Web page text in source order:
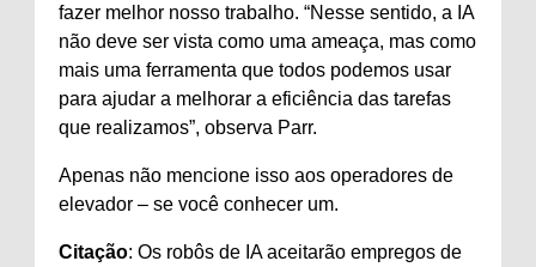
fazer melhor nosso trabalho. “Nesse sentido, a IA
não deve ser vista como uma ameaça, mas como
mais uma ferramenta que todos podemos usar
para ajudar a melhorar a eficiência das tarefas
que realizamos”, observa Parr.
Apenas não mencione isso aos operadores de
elevador – se você conhecer um.
Citação: Os robôs de IA aceitarão empregos de